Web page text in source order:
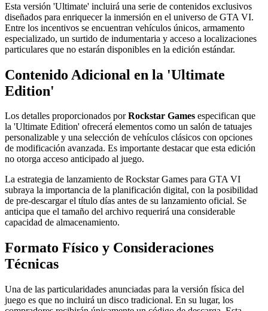
Esta versión 'Ultimate' incluirá una serie de contenidos exclusivos
diseñados para enriquecer la inmersión en el universo de GTA VI.
Entre los incentivos se encuentran vehículos únicos, armamento
especializado, un surtido de indumentaria y acceso a localizaciones
particulares que no estarán disponibles en la edición estándar.
Contenido Adicional en la 'Ultimate
Edition'
Los detalles proporcionados porRockstar Games especifican que
la 'Ultimate Edition' ofrecerá elementos como un salón de tatuajes
personalizable y una selección de vehículos clásicos con opciones
de modificación avanzada. Es importante destacar que esta edición
no otorga acceso anticipado al juego.
La estrategia de lanzamiento de Rockstar Games para GTA VI
subraya la importancia de la planificación digital, con la posibilidad
de pre-descargar el título días antes de su lanzamiento oficial. Se
anticipa que el tamaño del archivo requerirá una considerable
capacidad de almacenamiento.
Formato Físico y Consideraciones
Técnicas
Una de las particularidades anunciadas para la versión física del
juego es que no incluirá un disco tradicional. En su lugar, los